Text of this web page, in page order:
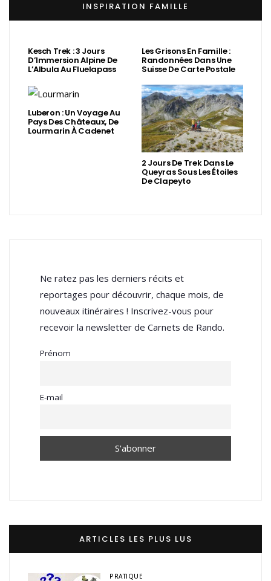
INSPIRATION FAMILLE
Kesch Trek : 3 Jours
D’Immersion Alpine De
L’Albula Au Fluelapass
Les Grisons En Famille :
Randonnées Dans Une
Suisse De Carte Postale
Luberon : Un Voyage Au
Pays Des Châteaux, De
Lourmarin À Cadenet
2 Jours De Trek Dans Le
Queyras Sous Les Étoiles
De Clapeyto
Ne ratez pas les derniers récits et
reportages pour découvrir, chaque mois, de
nouveaux itinéraires ! Inscrivez-vous pour
recevoir la newsletter de Carnets de Rando.
Prénom
E-mail
ARTICLES LES PLUS LUS
PRATIQUE